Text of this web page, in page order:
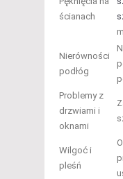
ścianach
Nierówności
podłóg
Problemy z
drzwiami i
oknami
Wilgoć i
pleśń